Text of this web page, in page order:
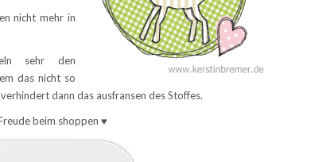
nicht mehr in
sehr den
das nicht so
dann das ausfransen des Stoffes.
beim shoppen ♥